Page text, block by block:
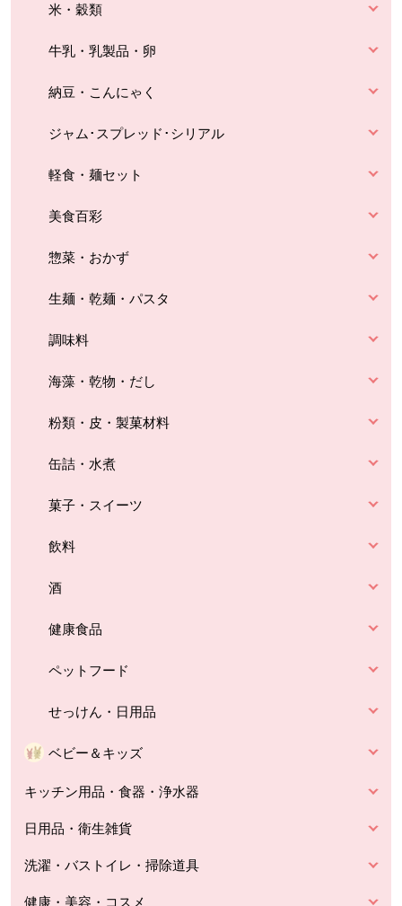
米・穀類
牛乳・乳製品・卵
納豆・こんにゃく
ジャム･スプレッド･シリアル
軽食・麺セット
美食百彩
惣菜・おかず
生麺・乾麺・パスタ
調味料
海藻・乾物・だし
粉類・皮・製菓材料
缶詰・水煮
菓子・スイーツ
飲料
酒
健康食品
ペットフード
せっけん・日用品
ベビー＆キッズ
キッチン用品・食器・浄水器
日用品・衛生雑貨
洗濯・バストイレ・掃除道具
健康・美容・コスメ